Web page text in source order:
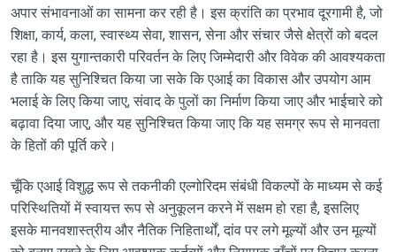
अपार संभावनाओं का सामना कर रही है। इस क्रांति का प्रभाव दूरगामी है, जो
शिक्षा, कार्य, कला, स्वास्थ्य सेवा, शासन, सेना और संचार जैसे क्षेत्रों को बदल
रहा है। इस युगान्तकारी परिवर्तन के लिए जिम्मेदारी और विवेक की आवश्यकता
है ताकि यह सुनिश्चित किया जा सके कि एआई का विकास और उपयोग आम
भलाई के लिए किया जाए, संवाद के पुलों का निर्माण किया जाए और भाईचारे को
बढ़ावा दिया जाए, और यह सुनिश्चित किया जाए कि यह समग्र रूप से मानवता
के हितों की पूर्ति करे।
चूँकि एआई विशुद्ध रूप से तकनीकी एल्गोरिदम संबंधी विकल्पों के माध्यम से कई
परिस्थितियों में स्वायत्त रूप से अनुकूलन करने में सक्षम हो रहा है, इसलिए
इसके मानवशास्त्रीय और नैतिक निहितार्थों, दांव पर लगे मूल्यों और उन मूल्यों